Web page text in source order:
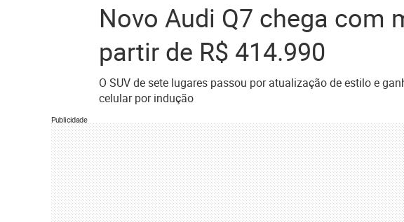
Novo Audi Q7 chega com
partir de R$ 414.990
O SUV de sete lugares passou por atualização de estilo e
celular por indução
Publicidade